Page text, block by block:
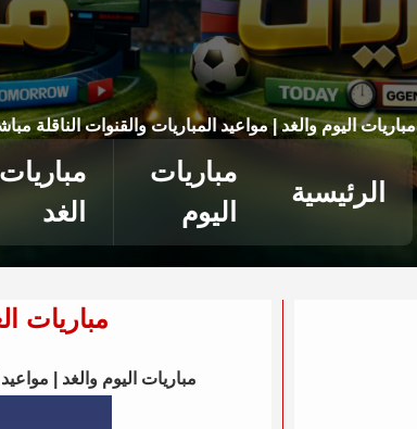
مباريات اليوم والغد | مواعيد المباريات والقنوات الناقلة
الرئيسية
مباريات
اليوم
مباريات
الغد
مباريات الغد الخميس 04
مباريات اليوم والغد |